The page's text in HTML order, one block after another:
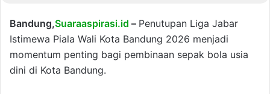
Bandung,Suaraaspirasi.id – Penutupan Liga Jabar
Istimewa Piala Wali Kota Bandung 2026 menjadi
momentum penting bagi pembinaan sepak bola usia
dini di Kota Bandung.